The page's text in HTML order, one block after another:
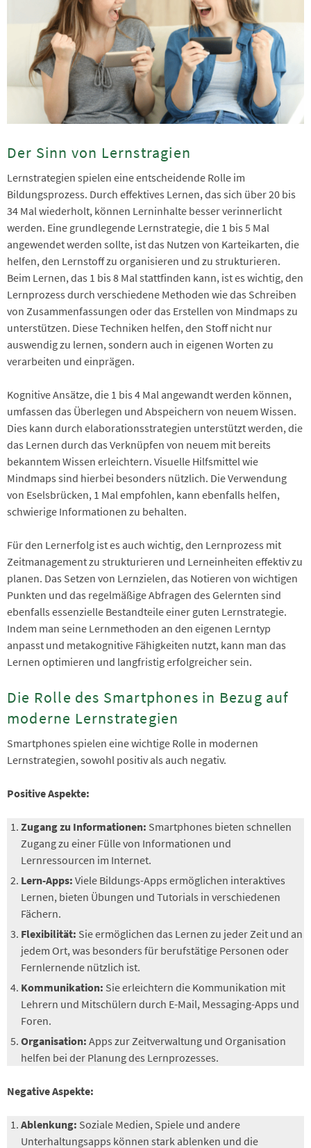
Der Sinn von Lernstragien
Lernstrategien spielen eine entscheidende Rolle im
Bildungsprozess. Durch effektives Lernen, das sich über 20 bis
34 Mal wiederholt, können Lerninhalte besser verinnerlicht
werden. Eine grundlegende Lernstrategie, die 1 bis 5 Mal
angewendet werden sollte, ist das Nutzen von Karteikarten, die
helfen, den Lernstoff zu organisieren und zu strukturieren.
Beim Lernen, das 1 bis 8 Mal stattfinden kann, ist es wichtig, den
Lernprozess durch verschiedene Methoden wie das Schreiben
von Zusammenfassungen oder das Erstellen von Mindmaps zu
unterstützen. Diese Techniken helfen, den Stoff nicht nur
auswendig zu lernen, sondern auch in eigenen Worten zu
verarbeiten und einprägen.
Kognitive Ansätze, die 1 bis 4 Mal angewandt werden können,
umfassen das Überlegen und Abspeichern von neuem Wissen.
Dies kann durch elaborationsstrategien unterstützt werden, die
das Lernen durch das Verknüpfen von neuem mit bereits
bekanntem Wissen erleichtern. Visuelle Hilfsmittel wie
Mindmaps sind hierbei besonders nützlich. Die Verwendung
von Eselsbrücken, 1 Mal empfohlen, kann ebenfalls helfen,
schwierige Informationen zu behalten.
Für den Lernerfolg ist es auch wichtig, den Lernprozess mit
Zeitmanagement zu strukturieren und Lerneinheiten effektiv zu
planen. Das Setzen von Lernzielen, das Notieren von wichtigen
Punkten und das regelmäßige Abfragen des Gelernten sind
ebenfalls essenzielle Bestandteile einer guten Lernstrategie.
Indem man seine Lernmethoden an den eigenen Lerntyp
anpasst und metakognitive Fähigkeiten nutzt, kann man das
Lernen optimieren und langfristig erfolgreicher sein.
Die Rolle des Smartphones in Bezug auf
moderne Lernstrategien
Smartphones spielen eine wichtige Rolle in modernen
Lernstrategien, sowohl positiv als auch negativ.
Positive Aspekte:
Zugang zu Informationen: Smartphones bieten schnellen
Zugang zu einer Fülle von Informationen und
Lernressourcen im Internet.
Lern-Apps: Viele Bildungs-Apps ermöglichen interaktives
Lernen, bieten Übungen und Tutorials in verschiedenen
Fächern.
Flexibilität: Sie ermöglichen das Lernen zu jeder Zeit und an
jedem Ort, was besonders für berufstätige Personen oder
Fernlernende nützlich ist.
Kommunikation: Sie erleichtern die Kommunikation mit
Lehrern und Mitschülern durch E-Mail, Messaging-Apps und
Foren.
Organisation: Apps zur Zeitverwaltung und Organisation
helfen bei der Planung des Lernprozesses.
Negative Aspekte:
Ablenkung: Soziale Medien, Spiele und andere
Unterhaltungsapps können stark ablenken und die